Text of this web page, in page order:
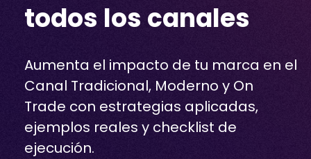
todos los canales
Aumenta el impacto de tu marca en el
Canal Tradicional, Moderno y On
Trade con estrategias aplicadas,
ejemplos reales y checklist de
ejecución.